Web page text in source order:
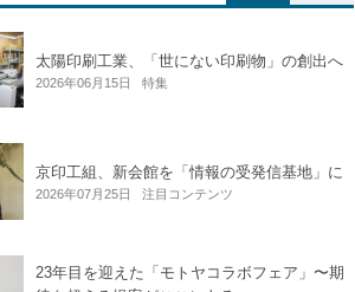
太陽印刷工業、「世にない印刷物」の創出へ
2026年06月15日 特集
京印工組、新会館を「情報の受発信基地」に
2026年07月25日 注目コンテンツ
23年目を迎えた「モトヤコラボフェア」〜期